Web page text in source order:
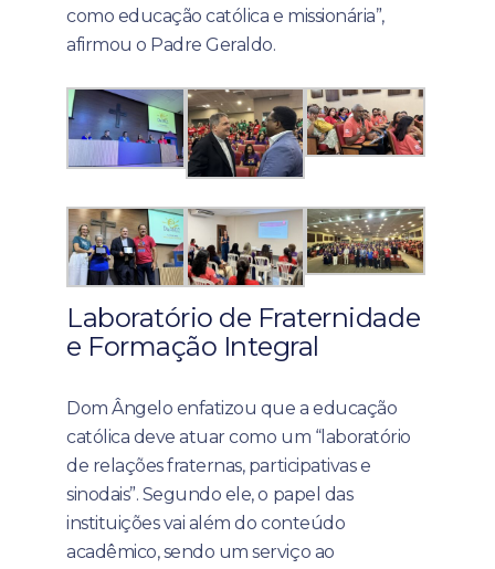
como educação católica e missionária”,
afirmou o Padre Geraldo.
Laboratório de Fraternidade
e Formação Integral
Dom Ângelo enfatizou que a educação
católica deve atuar como um “laboratório
de relações fraternas, participativas e
sinodais”. Segundo ele, o papel das
instituições vai além do conteúdo
acadêmico, sendo um serviço ao